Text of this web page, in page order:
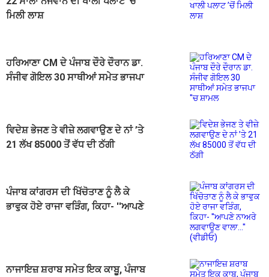
ਮਿਲੀ ਲਾਸ਼
ਹਰਿਆਣਾ CM ਦੇ ਪੰਜਾਬ ਦੌਰੇ ਦੌਰਾਨ ਡਾ.
ਸੰਜੀਵ ਗੋਇਲ 30 ਸਾਥੀਆਂ ਸਮੇਤ ਭਾਜਪਾ
ਵਿਦੇਸ਼ ਭੇਜਣ ਤੇ ਵੀਜ਼ੇ ਲਗਵਾਉਣ ਦੇ ਨਾਂ ’ਤੇ
21 ਲੱਖ 85000 ਤੋਂ ਵੱਧ ਦੀ ਠੱਗੀ
ਪੰਜਾਬ ਕਾਂਗਰਸ ਦੀ ਖਿੱਚੋਤਾਣ ਨੂੰ ਲੈ ਕੇ
ਭਾਵੁਕ ਹੋਏ ਰਾਜਾ ਵੜਿੰਗ, ਕਿਹਾ- ''ਆਪਣੇ
ਨਾਜਾਇਜ਼ ਸ਼ਰਾਬ ਸਮੇਤ ਇਕ ਕਾਬੂ, ਪੰਜਾਬ